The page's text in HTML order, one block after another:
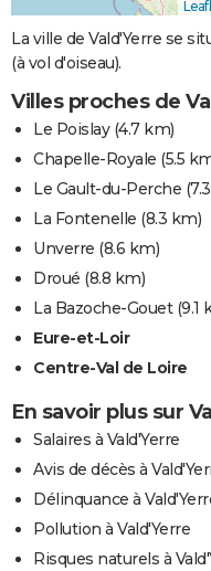
La ville de Vald'Yerre se
(à vol d'oiseau).
Villes proches de
Le Poislay(4.7 km)
Chapelle-Royale (5.5
Le Gault-du-Perche
La Fontenelle (8.3 km)
Unverre (8.6 km)
Droué (8.8 km)
La Bazoche-Gouet(9.1
Eure-et-Loir
Centre-Val de Loire
En savoir plus sur
Salaires à Vald'Yerre
Avis de décès à
Délinquance à
Pollution à Vald'Yerre
Risques naturels à